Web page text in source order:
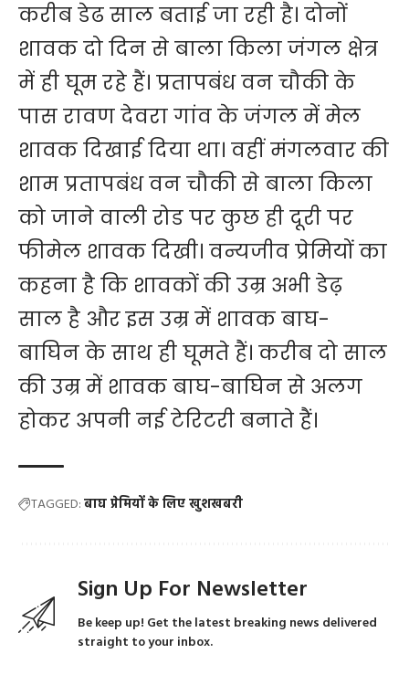
करीब डेढ साल बताई जा रही है। दोनों
शावक दो दिन से बाला किला जंगल क्षेत्र
में ही घूम रहे हैं। प्रतापबंध वन चौकी के
पास रावण देवरा गांव के जंगल में मेल
शावक दिखाई दिया था। वहीं मंगलवार की
शाम प्रतापबंध वन चौकी से बाला किला
को जाने वाली रोड पर कुछ ही दूरी पर
फीमेल शावक दिखी। वन्यजीव प्रेमियों का
कहना है कि शावकों की उम्र अभी डेढ़
साल है और इस उम्र में शावक बाघ-
बाघिन के साथ ही घूमते हैं। करीब दो साल
की उम्र में शावक बाघ-बाघिन से अलग
होकर अपनी नई टेरिटरी बनाते हैं।
TAGGED:बाघ प्रेमियों के लिए खुशखबरी
Sign Up For Newsletter
Be keep up! Get the latest breaking news delivered
straight to your inbox.